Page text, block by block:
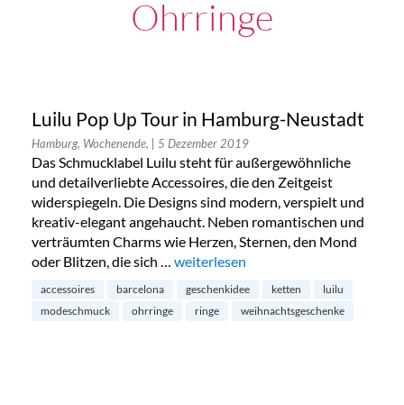
Ohrringe
Luilu Pop Up Tour in Hamburg-Neustadt
Hamburg, Wochenende, | 5 Dezember 2019
Das Schmucklabel Luilu steht für außergewöhnliche
und detailverliebte Accessoires, die den Zeitgeist
widerspiegeln. Die Designs sind modern, verspielt und
kreativ-elegant angehaucht. Neben romantischen und
verträumten Charms wie Herzen, Sternen, den Mond
oder Blitzen, die sich … „Luilu Pop Up Tour in Hamburg-
weiterlesen
accessoires barcelona geschenkidee ketten
luilu
modeschmuck
ohrringe ringe weihnachtsgeschenke